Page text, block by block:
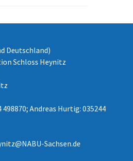
Deutschland)
Schloss Heynitz
Andreas Hurtig: 035244
@NABU-Sachsen.de